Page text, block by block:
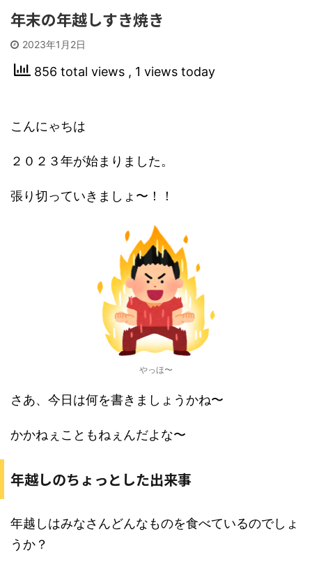
年末の年越しすき焼き
2023年1月2日
856 total views , 1 views today
こんにゃちは
２０２３年が始まりました。
張り切っていきましょ〜！！
やっほ〜
さあ、今日は何を書きましょうかね〜
かかねぇこともねぇんだよな〜
年越しのちょっとした出来事
年越しはみなさんどんなものを食べているのでしょ
うか？